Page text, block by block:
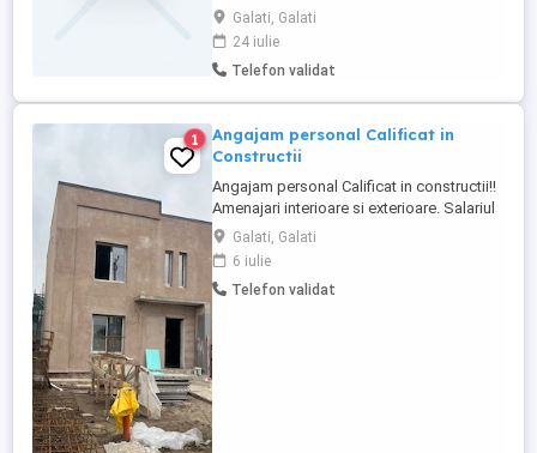
colegi serioși și dornici de muncă pentru
proiecte de construcții. Posturi
disponibile: * Finisori * Muncitori calificați
și necalificați Cerințe: * Seriozitate și
Galati, Galati
24 iulie
Telefon validat
1
Angajam personal Calificat in
Constructii
Angajam personal Calificat in constructii!!
Amenajari interioare si exterioare. Salariul
se plateste la 2 saptamani , cu contract
nedeterminat!!
Galati, Galati
6 iulie
Telefon validat